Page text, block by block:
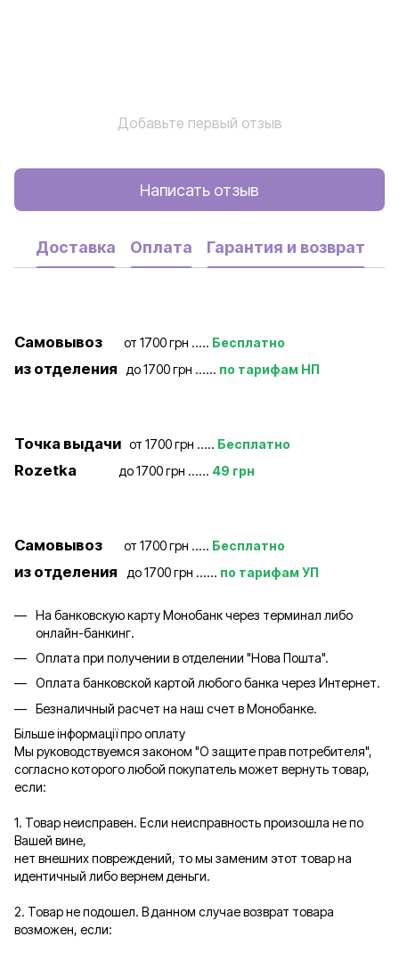
Добавьте первый отзыв
Написать отзыв
Доставка Оплата Гарантия и возврат
Самовывоз от 1700 грн ..... Бесплатно
из отделения до 1700 грн ...... по тарифам НП
Точка выдачи от 1700 грн ..... Бесплатно
Rozetka до 1700 грн ...... 49 грн
Самовывоз от 1700 грн ..... Бесплатно
из отделения до 1700 грн ...... по тарифам УП
На банковскую карту Монобанк через терминал либо
онлайн-банкинг.
Оплата при получении в отделении "Нова Пошта".
Оплата банковской картой любого банка через Интернет.
Безналичный расчет на наш счет в Монобанке.
Більше інформації про оплату
Мы руководствуемся законом "О защите прав потребителя",
согласно которого любой покупатель может вернуть товар,
если:
1. Товар неисправен. Если неисправность произошла не по
Вашей вине,
нет внешних повреждений, то мы заменим этот товар на
идентичный либо вернем деньги.
2. Товар не подошел. В данном случае возврат товара
возможен, если: